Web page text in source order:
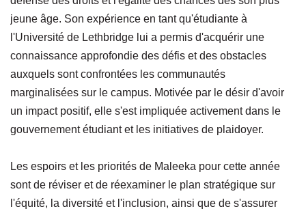
jeune âge. Son expérience en tant qu'étudiante à
l'Université de Lethbridge lui a permis d'acquérir une
connaissance approfondie des défis et des obstacles
auxquels sont confrontées les communautés
marginalisées sur le campus. Motivée par le désir d'avoir
un impact positif, elle s'est impliquée activement dans le
gouvernement étudiant et les initiatives de plaidoyer.
Les espoirs et les priorités de Maleeka pour cette année
sont de réviser et de réexaminer le plan stratégique sur
l'équité, la diversité et l'inclusion, ainsi que de s'assurer